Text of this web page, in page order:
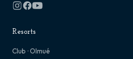
Resorts
Club · Olmué